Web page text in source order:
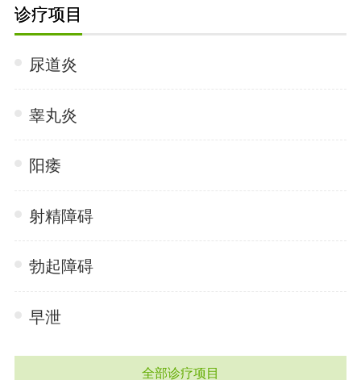
诊疗项目
尿道炎
睾丸炎
阳痿
射精障碍
勃起障碍
早泄
全部诊疗项目